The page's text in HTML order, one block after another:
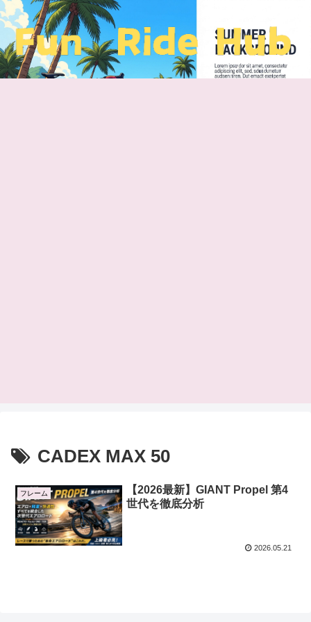
CADEX MAX 50
フレーム
【2026最新】GIANT Propel 第4
世代を徹底分析
2026.05.21